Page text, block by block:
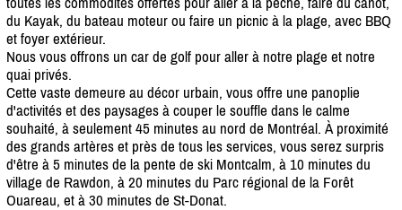
du Kayak, du bateau moteur ou faire un picnic à la plage, avec BBQ
et foyer extérieur.
Nous vous offrons un car de golf pour aller à notre plage et notre
quai privés.
Cette vaste demeure au décor urbain, vous offre une panoplie
d'activités et des paysages à couper le souffle dans le calme
souhaité, à seulement 45 minutes au nord de Montréal. À proximité
des grands artères et près de tous les services, vous serez surpris
d'être à 5 minutes de la pente de ski Montcalm, à 10 minutes du
village de Rawdon, à 20 minutes du Parc régional de la Forêt
Ouareau, et à 30 minutes de St-Donat.